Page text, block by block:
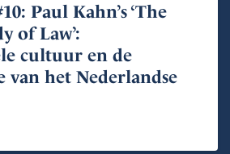
Paul Kahn’s ‘The
of Law’:
cultuur en de
van het Nederlandse